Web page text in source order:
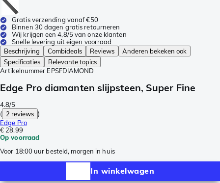
Gratis verzending vanaf €50
Binnen 30 dagen gratis retourneren
Wij krijgen een 4,8/5 van onze klanten
Snelle levering uit eigen voorraad
Beschrijving
Combideals Reviews
Anderen bekeken ook
Specificaties
Relevante topics
Artikelnummer EPSFDIAMOND
Edge Pro diamanten slijpsteen, Super Fine
4.8/5
( 2 reviews )
Edge Pro
€ 28,99
Op voorraad
Voor 18:00 uur besteld, morgen in huis
In winkelwagen